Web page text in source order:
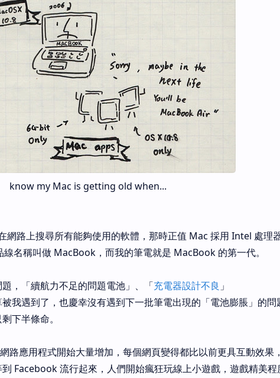
know my Mac is getting old when...
網路上搜尋所有能夠使用的軟體，那時正值 Mac 採用 Intel 處理
名稱叫做 MacBook，而我的筆電就是 MacBook 的第一代。
，「續航力不足的問題電池」、「充電器設計不良 」
被我遇到了，也慶幸沒有遇到下一批筆電出現的「電池膨脹」的問
下半條命。
路應用程式開始大量增加，每個網頁變得都比以前更具互動效果
Facebook 流行起來，人們開始瘋狂玩線上小遊戲，遊戲精美程